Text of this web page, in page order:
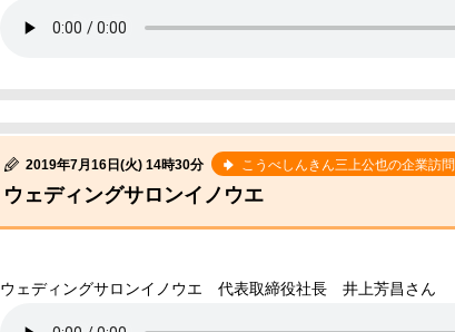
2019年7月16日(火) 14時30分 こうべしんきん三上公也の企業訪問
ウェディングサロンイノウエ
ウェディングサロンイノウエ 代表取締役社長 井上芳昌さん